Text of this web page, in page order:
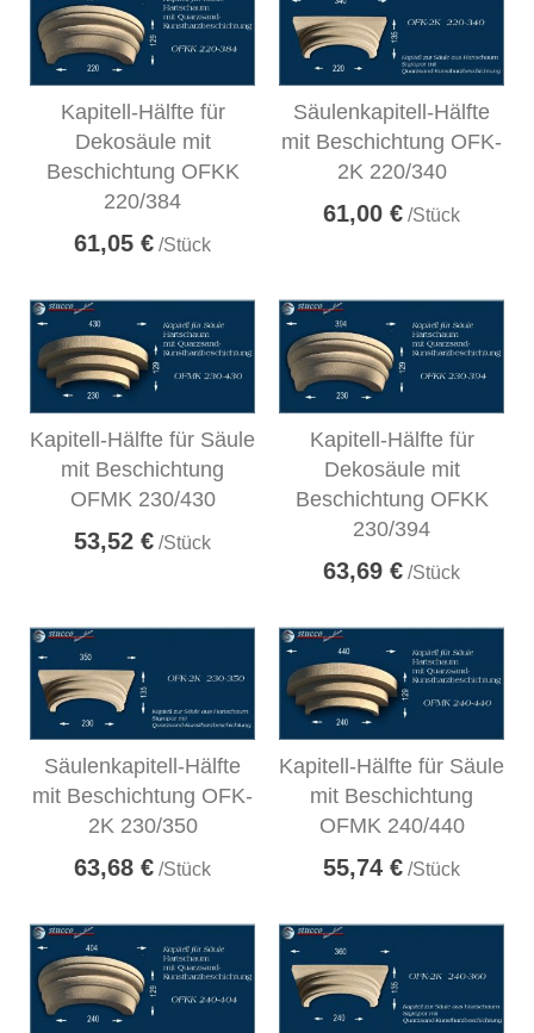
Kapitell-Hälfte für
Dekosäule mit
Beschichtung OFKK
220/384
61,05 € /Stück
Säulenkapitell-Hälfte
mit Beschichtung OFK-
2K 220/340
61,00 € /Stück
Kapitell-Hälfte für Säule
mit Beschichtung
OFMK 230/430
53,52 € /Stück
Kapitell-Hälfte für
Dekosäule mit
Beschichtung OFKK
230/394
63,69 € /Stück
Säulenkapitell-Hälfte
mit Beschichtung OFK-
2K 230/350
63,68 € /Stück
Kapitell-Hälfte für Säule
mit Beschichtung
OFMK 240/440
55,74 € /Stück